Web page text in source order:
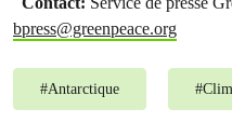
bpress@greenpeace.org
#Antarctique #